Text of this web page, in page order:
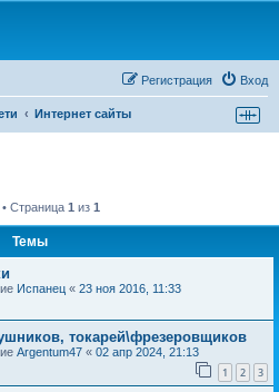
Вход
Регистрация
Интернет сайты
Страница 1 из 1
Темы
Испанец « 23 ноя 2016, 11:33
токарей\фрезеровщиков
Argentum47 « 02 апр 2024, 21:13
1 2 3